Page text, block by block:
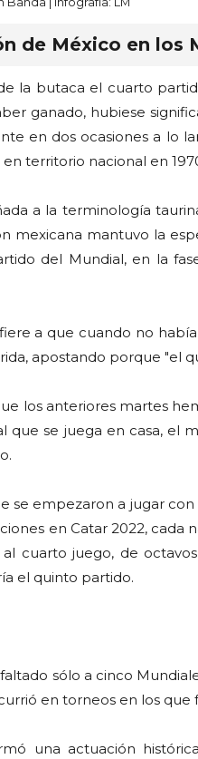
de México en los
la butaca el cuarto
ganado, hubiese
en dos ocasiones a lo
territorio nacional en
a la terminología
mexicana mantuvo la
del Mundial, en la
a que cuando no
apostando porque "el
los anteriores martes
se juega en casa, el
se empezaron a jugar con
en Catar 2022, cada
cuarto juego, de
el quinto partido.
sólo a cinco
en torneos en los que
una actuación